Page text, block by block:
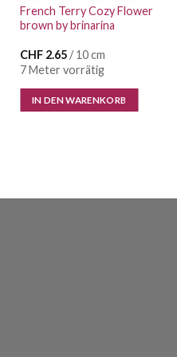
French Terry Cozy Flower
brown by brinarina
CHF 2.65/ 10 cm
7 Meter vorrätig
IN DEN WARENKORB